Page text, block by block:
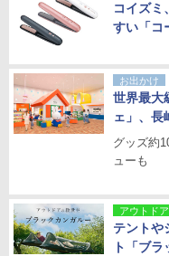
コイズミ
すい「コ
お出かけ
世界最大
ェ」、長
グッズ約
ューも
アウトドア
テントや
ト「ブ